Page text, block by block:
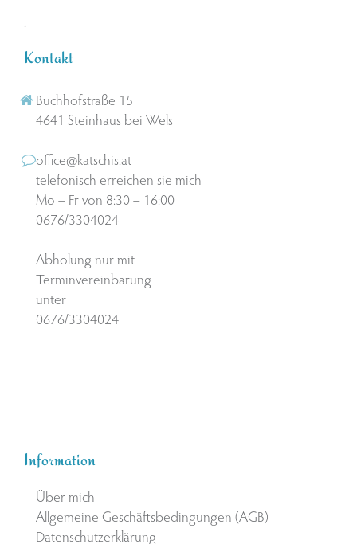
.
Kontakt
Buchhofstraße 15
4641 Steinhaus bei Wels
office@katschis.at
telefonisch erreichen sie mich
Mo – Fr von 8:30 – 16:00
0676/3304024
Abholung nur mit
Terminvereinbarung
unter
0676/3304024
Information
Über mich
Allgemeine Geschäftsbedingungen (AGB)
Datenschutzerklärung